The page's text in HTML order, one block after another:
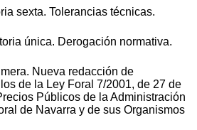
sexta. Tolerancias técnicas.
única. Derogación normativa.
Nueva redacción de
de la Ley Foral 7/2001, de 27 de
Públicos de la Administración
de Navarra y de sus Organismos